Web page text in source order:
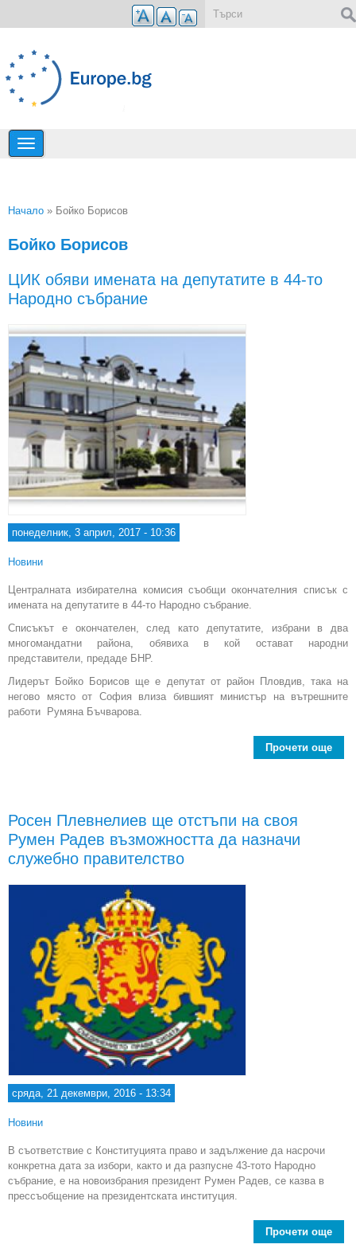
Премини към основното съдържание
Начало » Бойко Борисов
Бойко Борисов
ЦИК обяви имената на депутатите в 44-то
Народно събрание
понеделник, 3 април, 2017 - 10:36
Новини
Централната избирателна комисия съобщи окончателния списък с
имената на депутатите в 44-то Народно събрание.
Списъкът е окончателен, след като депутатите, избрани в два
многомандатни района, обявиха в кой остават народни
представители, предаде БНР.
Лидерът Бойко Борисов ще е депутат от район Пловдив, така на
негово място от София влиза бившият министър на вътрешните
работи Румяна Бъчварова.
Прочети още
Росен Плевнелиев ще отстъпи на своя
Румен Радев възможността да назначи
служебно правителство
сряда, 21 декември, 2016 - 13:34
Новини
В съответствие с Конституцията право и задължение да насрочи
конкретна дата за избори, както и да разпусне 43-тото Народно
събрание, е на новоизбрания президент Румен Радев, се казва в
прессъобщение на президентската институция.
Прочети още